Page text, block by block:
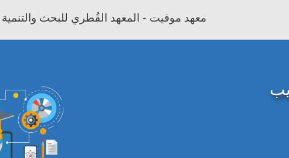
معهد موفيت - المعهد القُطري للبحث والتنمية